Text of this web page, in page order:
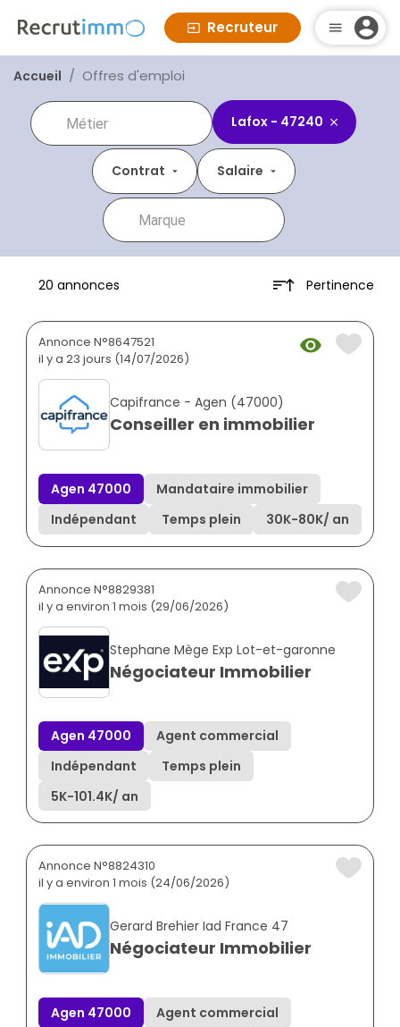
Recruteur
Accueil Offres d'emploi
Lafox - 47240
Contrat Salaire
20 annonces Pertinence
Annonce N°8647521
il y a 23 jours (14/07/2026)
Capifrance - Agen (47000)
Conseiller en immobilier
Agen 47000
Mandataire immobilier
Indépendant
Temps plein 30K-80K/ an
Annonce N°8829381
il y a environ 1 mois (29/06/2026)
Stephane Mège Exp Lot-et-garonne
Négociateur Immobilier
Agen 47000
Agent commercial
Indépendant
Temps plein
5K-101.4K/ an
Annonce N°8824310
il y a environ 1 mois (24/06/2026)
Gerard Brehier Iad France 47
Négociateur Immobilier
Agen 47000
Agent commercial